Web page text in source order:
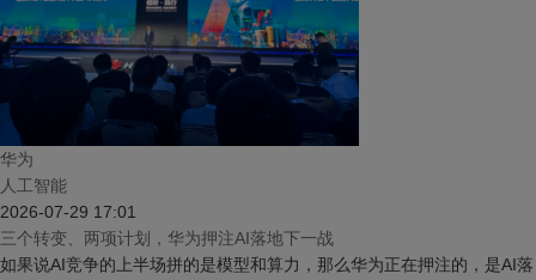
华为
人工智能
2026-07-29 17:01
三个转变、两项计划，华为押注AI落地下一战
如果说AI竞争的上半场拼的是模型和算力，那么华为正在押注的，是AI落